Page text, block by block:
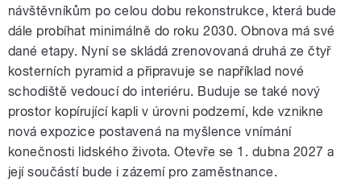
návštěvníkům po celou dobu rekonstrukce, která bude
dále probíhat minimálně do roku 2030. Obnova má své
dané etapy. Nyní se skládá zrenovovaná druhá ze čtyř
kosterních pyramid a připravuje se například nové
schodiště vedoucí do interiéru. Buduje se také nový
prostor kopírující kapli v úrovni podzemí, kde vznikne
nová expozice postavená na myšlence vnímání
konečnosti lidského života. Otevře se 1. dubna 2027 a
její součástí bude i zázemí pro zaměstnance.